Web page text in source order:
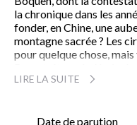
la chronique dans les
fonder, en Chine, une
montagne sacrée ? Les
pour quelque chose,
sagesse chinoise la
LIRE LA SUITE
Date de parution